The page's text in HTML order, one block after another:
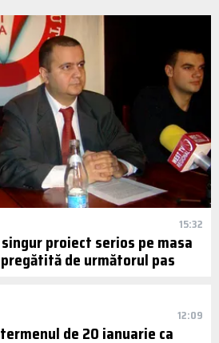
15:32
proiect serios pe masa
de următorul pas
12:09
de 20 ianuarie ca